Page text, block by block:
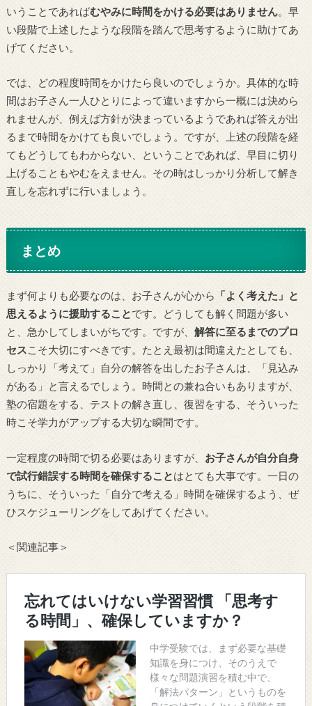
いうことであればむやみに時間をかける必要はありません 。早
い段階で上述したような段階を踏んで思考するように助けてあ
げてください。
では、どの程度時間をかけたら良いのでしょうか。具体的な時
間はお子さん一人ひとりによって違いますから一概には決めら
れませんが、例えば方針が決まっているようであれば答えが出
るまで時間をかけても良いでしょう。ですが、上述の段階を経
てもどうしてもわからない、ということであれば、早目に切り
上げることもやむをえません。その時はしっかり分析して解き
直しを忘れずに行いましょう。
まとめ
まず何よりも必要なのは、お子さんが心から
「よく考えた」と
思えるように援助することです。どうしても解く問題が多い
と、急かしてしまいがちです。ですが、 解答に至るまでのプロ
セスこそ大切にすべきです。たとえ最初は間違えたとしても、
しっかり「考えて」自分の解答を出したお子さんは、「見込み
がある」と言えるでしょう。時間との兼ね合いもありますが、
塾の宿題をする、テストの解き直し、復習をする、そういった
時こそ学力がアップする大切な瞬間です。
一定程度の時間で切る必要はありますが、 お子さんが自分自身
で試行錯誤する時間を確保することはとても大事です。一日の
うちに、そういった「自分で考える」時間を確保するよう、ぜ
ひスケジューリングをしてあげてください。
＜関連記事＞